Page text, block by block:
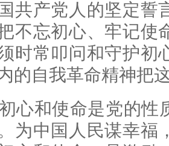
共产党人的坚定誓
不忘初心、牢记使
时常叩问和守护初
的自我革命精神把
心和使命是党的性
为中国人民谋幸福